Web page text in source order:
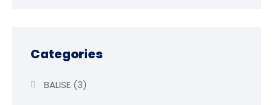
Categories
BALISE(3)